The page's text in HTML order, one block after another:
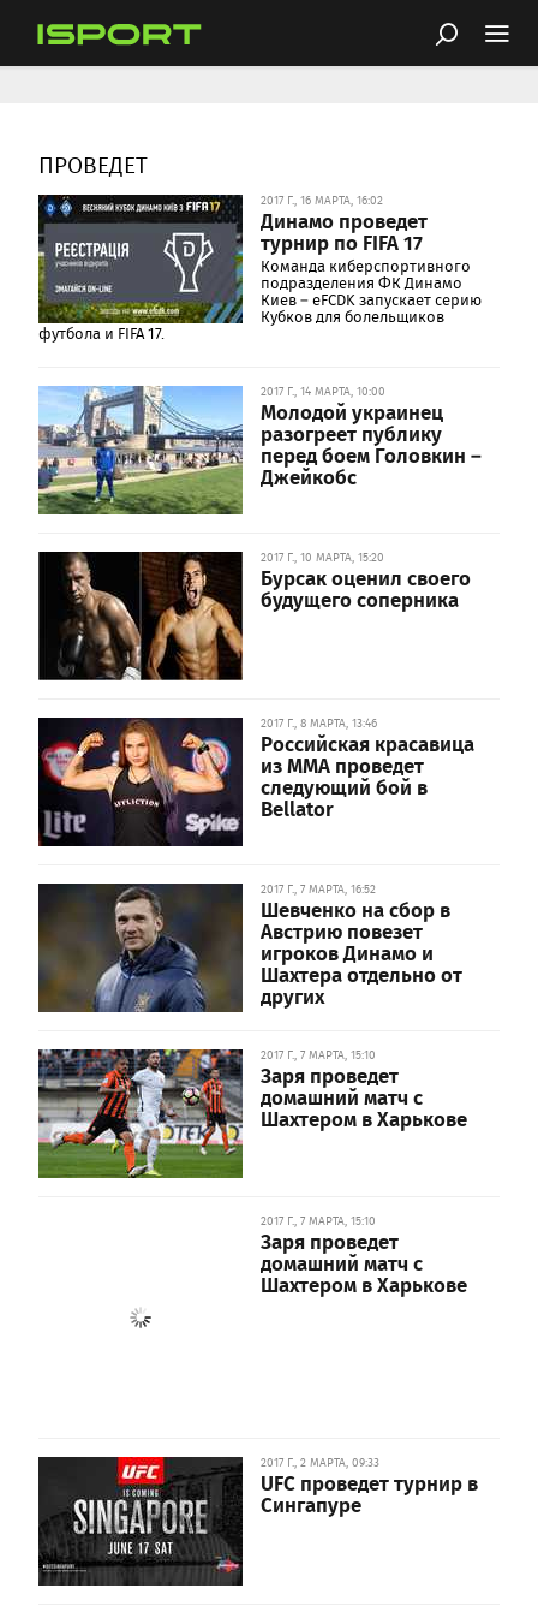
ПРОВЕДЕТ
2017 Г., 16 МАРТА, 16:02
Динамо проведет
турнир по FIFA 17
Команда киберспортивного
подразделения ФК Динамо
Киев – eFCDK запускает серию
Кубков для болельщиков
футбола и FIFA 17.
2017 Г., 14 МАРТА, 10:00
Молодой украинец
разогреет публику
перед боем Головкин –
Джейкобс
2017 Г., 10 МАРТА, 15:20
Бурсак оценил своего
будущего соперника
2017 Г., 8 МАРТА, 13:46
Российская красавица
из MMA проведет
следующий бой в
Bellator
2017 Г., 7 МАРТА, 16:52
Шевченко на сбор в
Австрию повезет
игроков Динамо и
Шахтера отдельно от
других
2017 Г., 7 МАРТА, 15:10
Заря проведет
домашний матч с
Шахтером в Харькове
2017 Г., 7 МАРТА, 15:10
Заря проведет
домашний матч с
Шахтером в Харькове
2017 Г., 2 МАРТА, 09:33
UFC проведет турнир в
Сингапуре